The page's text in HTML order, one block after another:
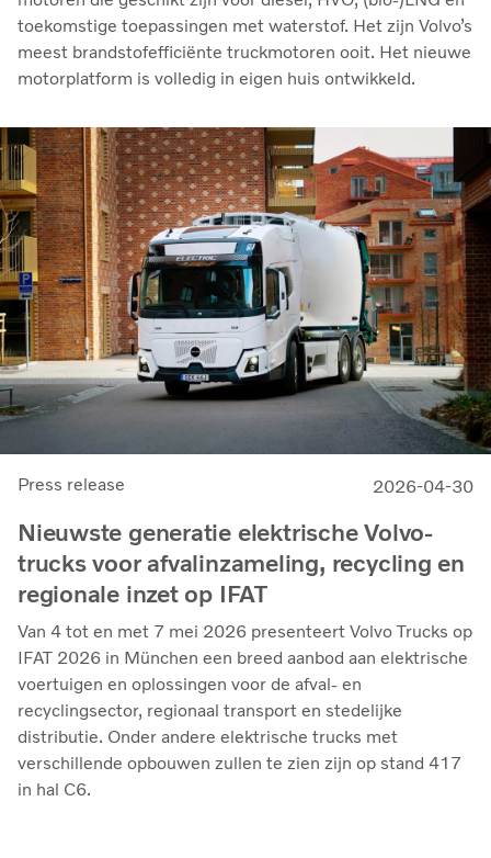
toekomstige toepassingen met waterstof. Het zijn Volvo’s
meest brandstofefficiënte truckmotoren ooit. Het nieuwe
motorplatform is volledig in eigen huis ontwikkeld.
Press release 2026-04-30
Nieuwste generatie elektrische Volvo-
trucks voor afvalinzameling, recycling en
regionale inzet op IFAT
Van 4 tot en met 7 mei 2026 presenteert Volvo Trucks op
IFAT 2026 in München een breed aanbod aan elektrische
voertuigen en oplossingen voor de afval- en
recyclingsector, regionaal transport en stedelijke
distributie. Onder andere elektrische trucks met
verschillende opbouwen zullen te zien zijn op stand 417
in hal C6.